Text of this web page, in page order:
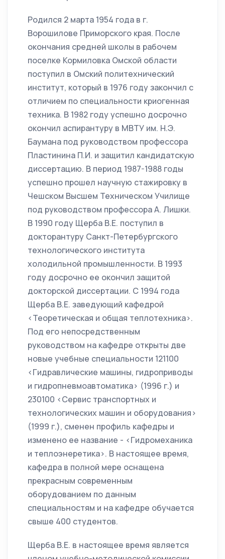
Родился 2 марта 1954 года в г.
Ворошилове Приморского края. После
окончания средней школы в рабочем
поселке Кормиловка Омской области
поступил в Омский политехнический
институт, который в 1976 году закончил с
отличием по специальности криогенная
техника. В 1982 году успешно досрочно
окончил аспирантуру в МВТУ им. Н.Э.
Баумана под руководством профессора
Пластинина П.И. и защитил кандидатскую
диссертацию. В период 1987-1988 годы
успешно прошел научную стажировку в
Чешском Высшем Техническом Училище
под руководством профессора А. Лишки.
В 1990 году Щерба В.Е. поступил в
докторантуру Санкт-Петербургского
технологического института
холодильной промышленности. В 1993
году досрочно ее окончил защитой
докторской диссертации. С 1994 года
Щерба В.Е. заведующий кафедрой
<Теоретическая и общая теплотехника>.
Под его непосредственным
руководством на кафедре открыты две
новые учебные специальности 121100
<Гидравлические машины, гидроприводы
и гидропневмоавтоматика> (1996 г.) и
230100 <Сервис транспортных и
технологических машин и оборудования>
(1999 г.), сменен профиль кафедры и
изменено ее название - <Гидромеханика
и теплоэнеретика>. В настоящее время,
кафедра в полной мере оснащена
прекрасным современным
оборудованием по данным
специальностям и на кафедре обучается
свыше 400 студентов.
Щерба В.Е. в настоящее время является